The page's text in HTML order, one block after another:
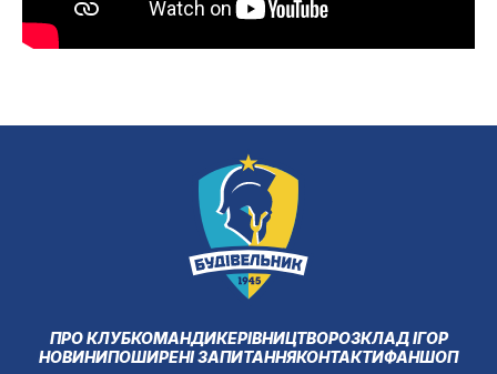
ПРО КЛУБКОМАНДИКЕРІВНИЦТВОРОЗКЛАД ІГОР
НОВИНИПОШИРЕНІ ЗАПИТАННЯКОНТАКТИФАНШОП